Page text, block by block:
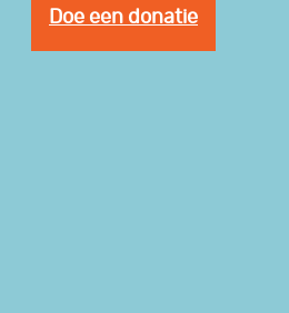
Doe een donatie